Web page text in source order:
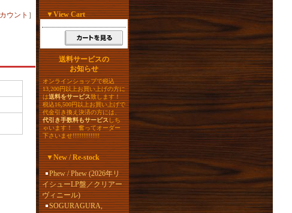
ウント ］ ▼View Cart
送料サービスの
お知らせ
オンラインショップで税込
13,200円以上お買い上げの方に
は送料をサービス致します！
税込16,500円以上お買い上げで
代金引き換え決済の方には、
代引き手数料もサービスしち
ゃいます！ 奮ってオーダー
下さいませ!!!!!!!!!!!!!!!
▼New / Re-stock
Phew / Phew (2026年リ
イシューLP盤／クリアー
ヴィニール)
SOGURAGURA,